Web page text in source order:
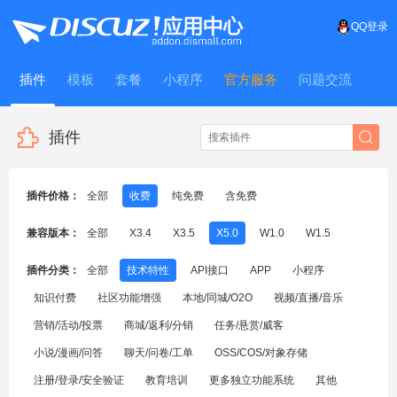
QQ登录
插件 模板 套餐 小程序 官方服务 问题交流
WitFrame
插件
插件价格： 全部 收费 纯免费 含免费
兼容版本： 全部 X3.4 X3.5 X5.0 W1.0 W1.5
插件分类： 全部 技术特性 API接口 APP 小程序
知识付费 社区功能增强 本地/同城/O2O 视频/直播/音乐
营销/活动/投票 商城/返利/分销 任务/悬赏/威客
小说/漫画/问答 聊天/问卷/工单 OSS/COS/对象存储
注册/登录/安全验证 教育培训 更多独立功能系统 其他